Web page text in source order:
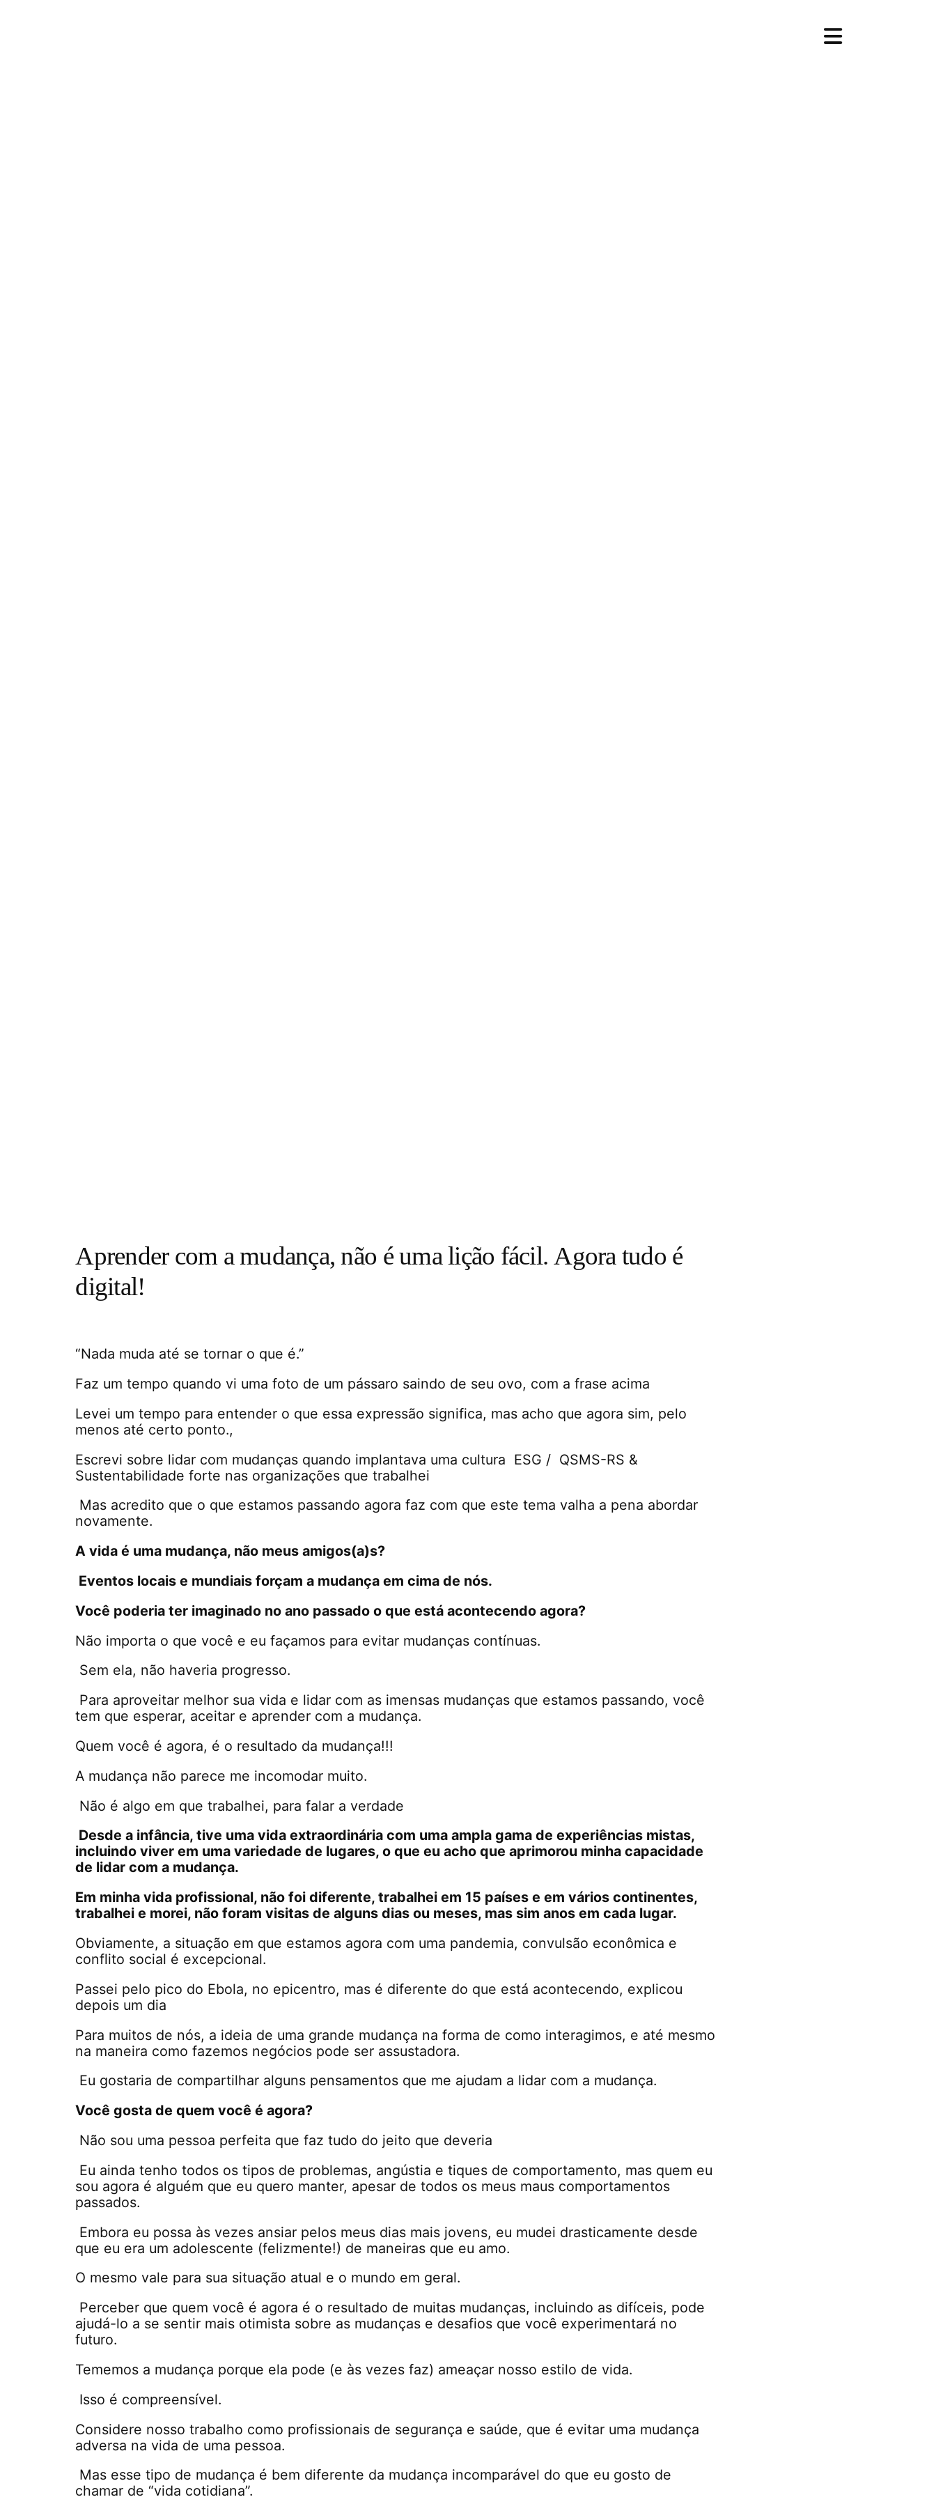
Aprender com a mudança, não é uma lição fácil. Agora tudo é
digital!
“Nada muda até se tornar o que é.”
Faz um tempo quando vi uma foto de um pássaro saindo de seu ovo, com a frase acima
Levei um tempo para entender o que essa expressão significa, mas acho que agora sim, pelo
menos até certo ponto.,
Escrevi sobre lidar com mudanças quando implantava uma cultura ESG / QSMS-RS &
Sustentabilidade forte nas organizações que trabalhei
Mas acredito que o que estamos passando agora faz com que este tema valha a pena abordar
novamente.
A vida é uma mudança, não meus amigos(a)s?
Eventos locais e mundiais forçam a mudança em cima de nós.
Você poderia ter imaginado no ano passado o que está acontecendo agora?
Não importa o que você e eu façamos para evitar mudanças contínuas.
Sem ela, não haveria progresso.
Para aproveitar melhor sua vida e lidar com as imensas mudanças que estamos passando, você
tem que esperar, aceitar e aprender com a mudança.
Quem você é agora, é o resultado da mudança!!!
A mudança não parece me incomodar muito.
Não é algo em que trabalhei, para falar a verdade
Desde a infância, tive uma vida extraordinária com uma ampla gama de experiências mistas,
incluindo viver em uma variedade de lugares, o que eu acho que aprimorou minha capacidade
de lidar com a mudança.
Em minha vida profissional, não foi diferente, trabalhei em 15 países e em vários continentes,
trabalhei e morei, não foram visitas de alguns dias ou meses, mas sim anos em cada lugar.
Obviamente, a situação em que estamos agora com uma pandemia, convulsão econômica e
conflito social é excepcional.
Passei pelo pico do Ebola, no epicentro, mas é diferente do que está acontecendo, explicou
depois um dia
Para muitos de nós, a ideia de uma grande mudança na forma de como interagimos, e até mesmo
na maneira como fazemos negócios pode ser assustadora.
Eu gostaria de compartilhar alguns pensamentos que me ajudam a lidar com a mudança.
Você gosta de quem você é agora?
Não sou uma pessoa perfeita que faz tudo do jeito que deveria
Eu ainda tenho todos os tipos de problemas, angústia e tiques de comportamento, mas quem eu
sou agora é alguém que eu quero manter, apesar de todos os meus maus comportamentos
passados.
Embora eu possa às vezes ansiar pelos meus dias mais jovens, eu mudei drasticamente desde
que eu era um adolescente (felizmente!) de maneiras que eu amo.
O mesmo vale para sua situação atual e o mundo em geral.
Perceber que quem você é agora é o resultado de muitas mudanças, incluindo as difíceis, pode
ajudá-lo a se sentir mais otimista sobre as mudanças e desafios que você experimentará no
futuro.
Tememos a mudança porque ela pode (e às vezes faz) ameaçar nosso estilo de vida.
Isso é compreensível.
Considere nosso trabalho como profissionais de segurança e saúde, que é evitar uma mudança
adversa na vida de uma pessoa.
Mas esse tipo de mudança é bem diferente da mudança incomparável do que eu gosto de
chamar de “vida cotidiana”.